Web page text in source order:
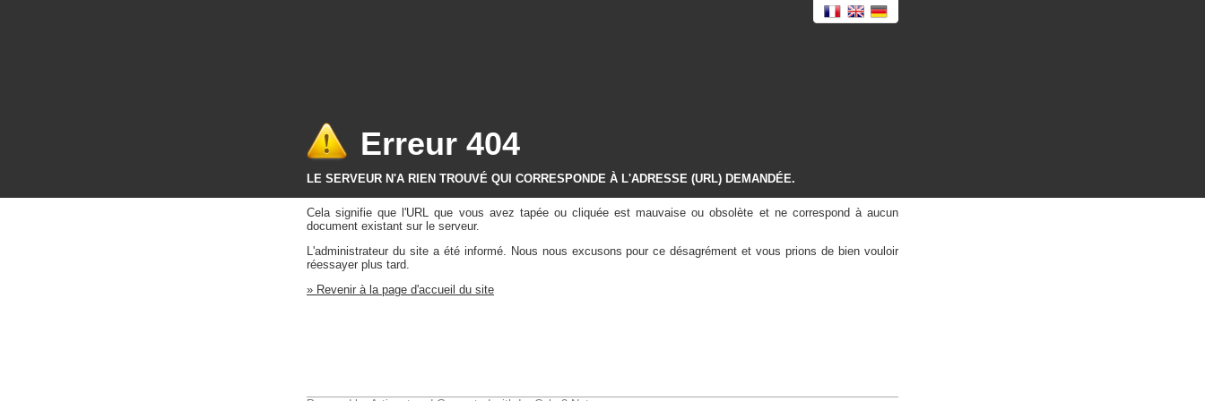
Erreur 404
LE SERVEUR N'A RIEN TROUVÉ QUI CORRESPONDE À L'ADRESSE (URL) DEMANDÉE.
Cela signifie que l'URL que vous avez tapée ou cliquée est mauvaise ou obsolète et ne correspond à aucun
document existant sur le serveur.
L'administrateur du site a été informé. Nous nous excusons pour ce désagrément et vous prions de bien vouloir
réessayer plus tard.
» Revenir à la page d'accueil du site